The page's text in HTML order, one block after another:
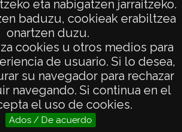
eta nabigatzen jarraitzeko.
baduzu, cookieak erabiltzea
onartzen duzu.
cookies u otros medios para
de usuario. Si lo desea,
su navegador para rechazar
navegando. Si continua en el
el uso de cookies.
Ados / De acuerdo
LEGAL
DE PRIVACIDAD
CIUDADANA